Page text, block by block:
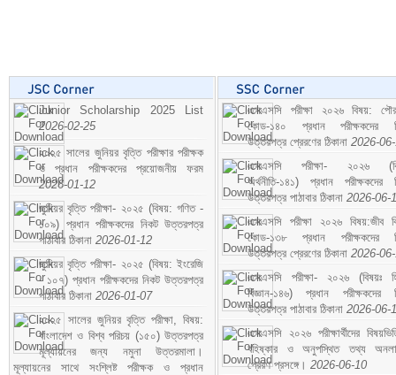
Junior Scholarship 2025 List
2026-02-25
২০২৫ সালের জুনিয়র বৃত্তি পরীক্ষার পরীক্ষক
ও প্রধান পরীক্ষকদের প্রয়োজনীয় ফরম
2026-01-12
জুনিয়র বৃত্তি পরীক্ষা- ২০২৫ (বিষয়: গণিত -
১০৯) প্রধান পরীক্ষকদের নিকট উত্তরপত্র
পাঠাবার ঠিকানা 2026-01-12
জুনিয়র বৃত্তি পরীক্ষা- ২০২৫ (বিষয়: ইংরেজি
- ১০৭) প্রধান পরীক্ষকদের নিকট উত্তরপত্র
পাঠাবার ঠিকানা 2026-01-07
২০২৫ সালের জুনিয়র বৃত্তি পরীক্ষা, বিষয়:
বাংলাদেশ ও বিশ্ব পরিচয় (১৫০) উত্তরপত্র
মূল্যায়নের জন্য নমুনা উত্তরমালা।
মূল্যায়নের সাথে সংশ্লিষ্ট পরীক্ষক ও প্রধান
এসএসসি পরীক্ষা ২০২৬ বিষয়:
কোড-১৪০ প্রধান পরীক্ষকদের
উত্তরপত্র প্রেরণের ঠিকানা 2026-
এসএসসি পরীক্ষা- ২০২৬
অর্থনীতি-১৪১) প্রধান পরীক্ষকদের
উত্তরপত্র পাঠাবার ঠিকানা 2026-06-
এসএসসি পরীক্ষা ২০২৬ বিষয়:জীব
কোড-১৩৮ প্রধান পরীক্ষকদের
উত্তরপত্র প্রেরণের ঠিকানা 2026-
এসএসসি পরীক্ষা- ২০২৬ (বিষয়ঃ
বিজ্ঞান-১৪৬) প্রধান পরীক্ষকদের
উত্তরপত্র পাঠাবার ঠিকানা 2026-06-
এসএসসি ২০২৬ পরীক্ষার্থীদের
বহিষ্কার ও অনুপস্থিত তথ্য
প্রেরণ প্রসঙ্গে। 2026-06-10